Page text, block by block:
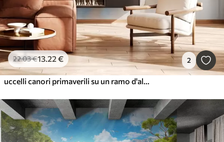
22.03€13.22 € 2
uccelli canori primaverili su un ramo d'albero in stile acquerello